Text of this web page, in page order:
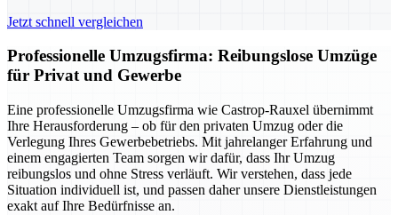
Jetzt schnell vergleichen
Professionelle Umzugsfirma: Reibungslose Umzüge
für Privat und Gewerbe
Eine professionelle Umzugsfirma wie Castrop-Rauxel übernimmt
Ihre Herausforderung – ob für den privaten Umzug oder die
Verlegung Ihres Gewerbebetriebs. Mit jahrelanger Erfahrung und
einem engagierten Team sorgen wir dafür, dass Ihr Umzug
reibungslos und ohne Stress verläuft. Wir verstehen, dass jede
Situation individuell ist, und passen daher unsere Dienstleistungen
exakt auf Ihre Bedürfnisse an.